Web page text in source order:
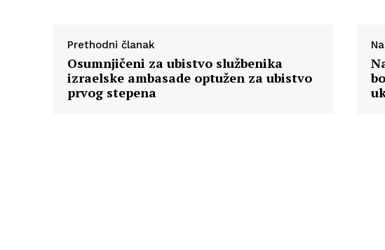
Prethodni članak
Osumnjičeni za ubistvo službenika
izraelske ambasade optužen za ubistvo
prvog stepena